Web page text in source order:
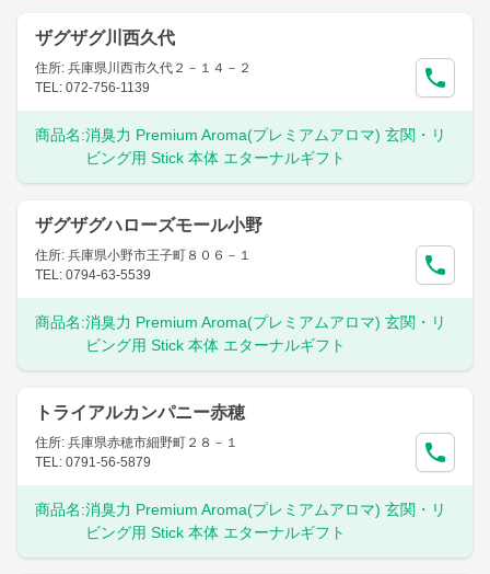
ザグザグ川西久代
住所: 兵庫県川西市久代２－１４－２
TEL: 072-756-1139
商品名:消臭力 Premium Aroma(プレミアムアロマ) 玄関・リ
ビング用 Stick 本体 エターナルギフト
ザグザグハローズモール小野
住所: 兵庫県小野市王子町８０６－１
TEL: 0794-63-5539
商品名:消臭力 Premium Aroma(プレミアムアロマ) 玄関・リ
ビング用 Stick 本体 エターナルギフト
トライアルカンパニー赤穂
住所: 兵庫県赤穂市細野町２８－１
TEL: 0791-56-5879
商品名:消臭力 Premium Aroma(プレミアムアロマ) 玄関・リ
ビング用 Stick 本体 エターナルギフト